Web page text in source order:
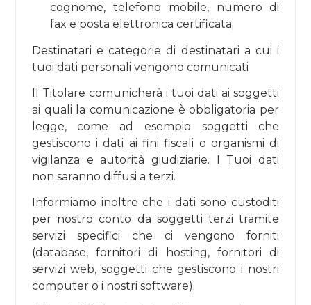
cognome, telefono mobile, numero di
fax e posta elettronica certificata;
Destinatari e categorie di destinatari a cui i
tuoi dati personali vengono comunicati
Il Titolare comunicherà i tuoi dati ai soggetti
ai quali la comunicazione è obbligatoria per
legge, come ad esempio soggetti che
gestiscono i dati ai fini fiscali o organismi di
vigilanza e autorità giudiziarie. I Tuoi dati
non saranno diffusi a terzi.
Informiamo inoltre che i dati sono custoditi
per nostro conto da soggetti terzi tramite
servizi specifici che ci vengono forniti
(database, fornitori di hosting, fornitori di
servizi web, soggetti che gestiscono i nostri
computer o i nostri software).